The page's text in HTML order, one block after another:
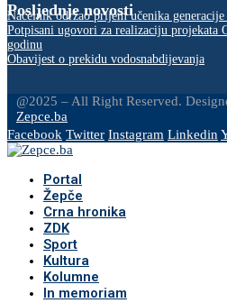
Posljednje novosti
Načelnik održao prijem učenika
Potpisani ugovori za realizaciju projekata
godinu
Obavijest o prekidu vodosnabdijevanja
@2025 – All Right Reserved.
Zepce.ba
Facebook Twitter Instagram Linkedin
Portal
Žepče
Crna hronika
ZDK
Sport
Kultura
Kolumne
In memoriam